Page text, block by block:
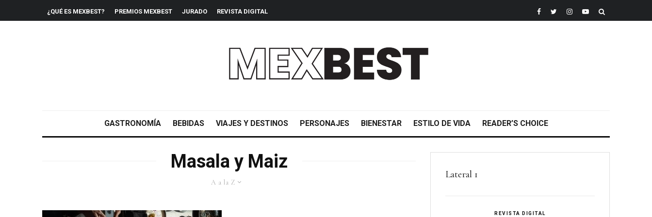
¿QUÉ ES MEXBEST? PREMIOS MEXBEST JURADO REVISTA DIGITAL
GASTRONOMÍA BEBIDAS VIAJES Y DESTINOS PERSONAJES BIENESTAR ESTILO DE VIDA READER’S CHOICE
Masala y Maiz
A a la Z
Lateral 1
REVISTA DIGITAL